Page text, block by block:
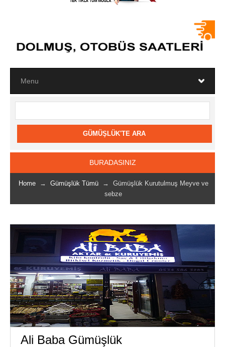
BURADASINIZ
Home→ Gümüşlük Tümü→ Gümüşlük Kurutulmuş Meyve ve
sebze
GÜMÜŞLÜK
Ali Baba Gümüşlük